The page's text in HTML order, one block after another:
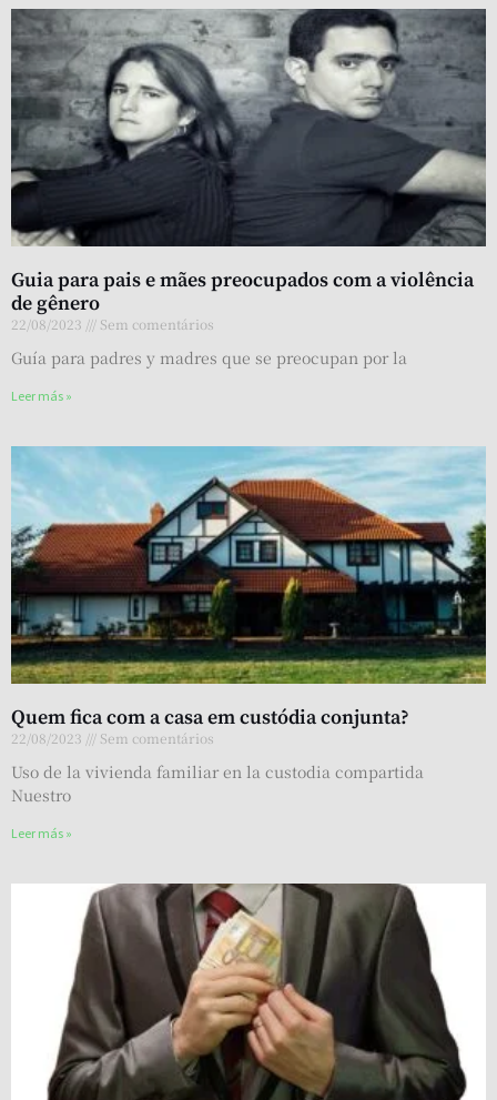
Guia para pais e mães preocupados com a violência
de gênero
22/08/2023 Sem comentários
Guía para padres y madres que se preocupan por la
Leer más »
Quem fica com a casa em custódia conjunta?
22/08/2023 Sem comentários
Uso de la vivienda familiar en la custodia compartida
Nuestro
Leer más »